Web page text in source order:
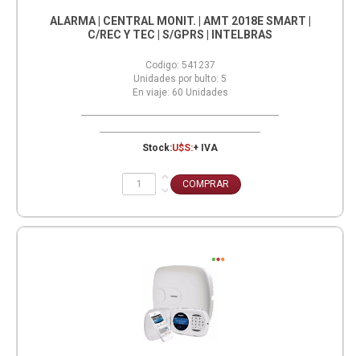
ALARMA | CENTRAL MONIT. | AMT 2018E SMART |
C/REC Y TEC | S/GPRS | INTELBRAS
Codigo: 541237
Unidades por bulto: 5
En viaje: 60 Unidades
Stock:U$S:+ IVA